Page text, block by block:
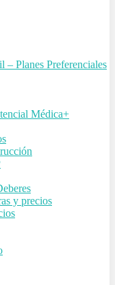
– Planes Preferenciales
Médica+
y precios